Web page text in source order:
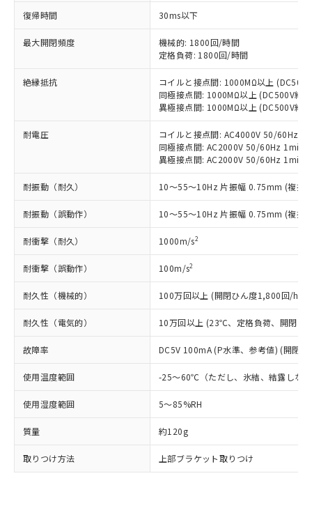
復帰時間 30ms以下
最大開閉頻度
機械的: 1800回/時間
定格負荷: 1800回/時間
絶縁抵抗
コイルと接点間: 1000MΩ以上
同極接点間: 1000MΩ以上 (DC500V絶
異極接点間: 1000MΩ以上 (DC500V絶
耐電圧
コイルと接点間: AC4000V 50/60Hz
同極接点間: AC2000V 50/60Hz 1min
異極接点間: AC2000V 50/60Hz 1min
耐振動（耐久） 10～55～10Hz 片振幅 0.75mm (複振
耐振動（誤動作） 10～55～10Hz 片振幅 0.75mm (複振
耐衝撃（耐久） 1000m/s2
耐衝撃（誤動作） 100m/s2
耐久性（機械的） 100万回以上 (開閉ひん度1,800回/h)
耐久性（電気的） 10万回以上 (23℃、定格負荷、開閉ひ
故障率 DC5V 100mA (P水準、参考値) (開閉
使用温度範囲 -25～60℃（ただし、氷結、結露しな
使用湿度範囲 5～85%RH
質量 約120g
取りつけ方法 上部ブラケット取りつけ
以下の条件をお読みいただき、同意のうえ
ご利用ください。
本サービスは、当社制御機器事業取扱
商品の当社在庫状況および標準価格
(税抜)を提供させていただくもので
当社制御機器事業取扱商品の中には、
本サービスの対象外となる商品もある
ことをご了承ください。
在庫状況および標準価格照会結果は、
タに基づき作成されるものであり、閲
覧された時点での実際の在庫および標
正式な納期状況および標準価格はお客
様のお取引先、またはお客様担当のオ
ムロン制御機器販売店・当社販売員に
ご相談ください。
オムロン制御機器販売店や当社販売拠
点は「
販売ネットワーク
」をご確認
在庫状況および標準価格結果を当社の
示しないようお願いします。
マイパーツ機能（部品リスト作成サー
メンバーズにご登録されている必要が
お客様が当ウェブサイト上で当社にご
登録された部品リストについて、当社
対応予定なし：EU RoHS指令（10物質）の
非含有に非対応の商品で、対応品を出す予
定はありません。
調査・確認中：EU RoHS指令（10物質）の
非含有の対応状況を調査中または確認中の
商品です。
非該当品：ライセンス料など無形物で、有
害物質有無と関係のない商品です。
仕入先様の事情により、非含有部品として
いたものが、含有品と判明した場合などや
むを得ず変更することがあります。
*EU RoHS指令（10物質）：
鉛(Pb) 1000ppm以下、 水銀(Hg) 1000ppm以下、 カド
ミウム(Cd) 100ppm以下、
六価クロム(Cr(Ⅵ)) 1000ppm以下、ポリ臭化ビフェニル
類(PBB) 1000ppm以下、ポリ臭化ジフェニルエーテル類
(PBDE) 1000ppm以下、フタル酸ビス(2-エチルヘキシ
ル) (DEHP)(別名：DOP) 1000ppm以下、フタル酸ブチ
（DBP） 1000ppm以下、フタル酸ジイソブチル
但し、RoHS指令で産業用監視および制御機器に対する
適用除外項目は除く。
フタル酸エステル類の４物質については閾値を超える意
図的な使用がないことを確認しています。
部品在庫の切り替え状況などにより、予定
月が前後することがあります。
※3 非含有証明書ダウンロード
※1 中国RoHS○×表
「○」：最大均質材料含有率が中国RoHSの
基準値以下であることを示します。
基準値を超えていることを示します。
「－」：未確認です。当社販売部門へお問
*中国RoHS10物質の基準値 (GB/T26572)：
Pb(鉛) :1000ppm、 Hg(水銀) : 1000ppm、 Cd(カドミウ
ム) : 100ppm、
Cr(Ⅵ)(六価クロム) : 1000ppm、 PBBs(ポリ臭化ビフェ
ニル類) : 1000ppm、 PBDEs(ポリ臭化ジフェニルエーテ
DBP(フタル酸ジブチル) : 1000ppm、 DIBP(フタル酸ジ
イソブチル) : 1000ppm、 BBP(フタル酸ブチルベンジ
DEHP(フタル酸ビス(2-エチルヘキシル)) : 1000ppm
※2 環境保護使用期限
「ｅ」：有害物質（10物質）のすべてが基
準値以下であることを示します。
「10」：通常の使用状況下において有害物
質が外部に漏えいし、環境に深刻な影響を
及ぼさない年数を意味します。
「－」：未確認です。当社販売部門へお問
当社は、これら貴社製品のうち、外国
為替および外国貿易法に定める商品
（以下｢規制貨物等」という）を輸出
または国外への提供する場合は、日本
国政府の輸出許可(または役務取引許
可)を取得するなどの必要な手続きを
当社は規制貨物を破棄する場合は、完
全に破砕するなど、違法に輸出されな
いよう必要な手段を講じます。
当社は貴社製品を、核兵器、ミサイ
ル、化学兵器、生物兵器またはその他
武器並びにこれらの製造装置等に一切
使用いたしません。
当社は、貴社製品を第三者に販売する
場合は、上記1、2および3の内容を当
該第三者に通知します。また当社は、
販売先および販売に係わる関係者が違
法に輸出するおそれがある場合は、取
記
号
○ 一定数以上の在庫あり
△ 一定数には満たないが在庫あり
在庫なし(最新の在庫状況につ
いては、お客様のお取引先、ま
たはお客様担当のオムロン制御
機器販売店・当社販売員にご確
認ください)
空
受注生産機種、また在庫状況の
情報を公開していない機種